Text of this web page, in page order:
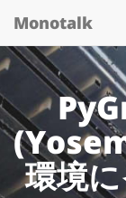
Monotalk
環境